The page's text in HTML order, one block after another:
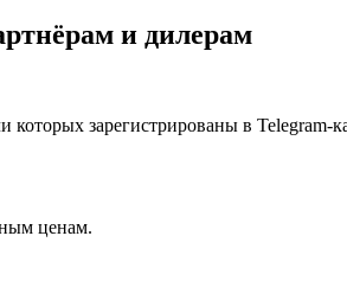
и дилерам
зарегистрированы в Telegram-
ценам.